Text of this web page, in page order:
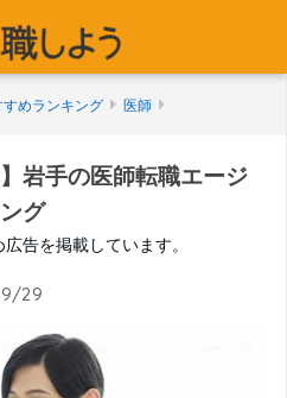
めランキング 医師
岩手の医師転職エージ
グ
告を掲載しています。
29